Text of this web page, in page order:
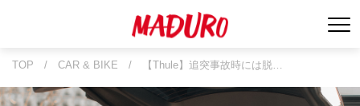
TOP / CAR & BIKE / 【Thule】追突事故時には脱…